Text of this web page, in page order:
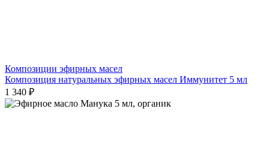
Композиции эфирных масел
Композиция натуральных эфирных масел Иммунитет 5 мл
1 340 ₽